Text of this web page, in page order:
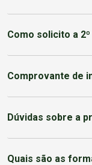
Como solicito a
Comprovante de
Dúvidas sobre a
Quais são as